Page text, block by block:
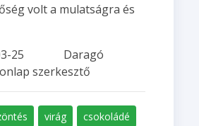
volt a mulatságra és
03-25 Daragó
szerkesztő
virág
csokoládé